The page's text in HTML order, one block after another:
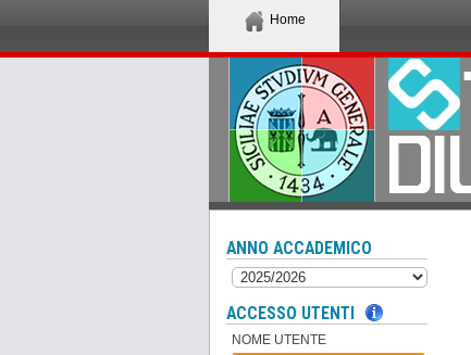
Home
ANNO ACCADEMICO
ACCESSO UTENTI
NOME UTENTE